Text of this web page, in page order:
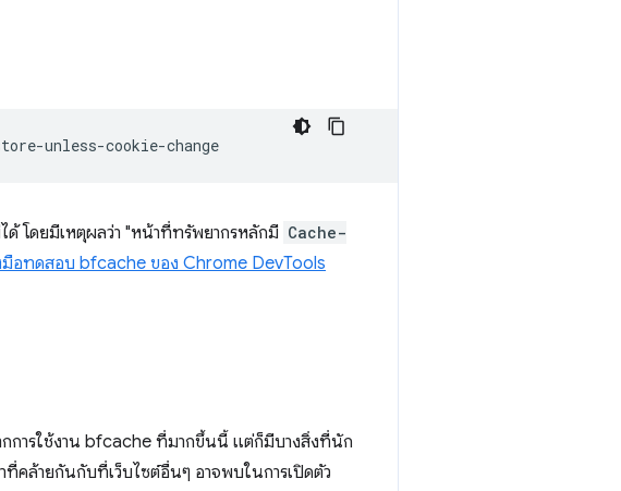
โดยมีเหตุผลว่า "หน้าที่ทรัพยากรหลักมี Cache-
มือทดสอบ bfcache ของ Chrome DevTools
การใช้งาน bfcache ที่มากขึ้นนี้ แต่ก็มีบางสิ่งที่นัก
ล้ายกันกับที่เว็บไซต์อื่นๆ อาจพบในการเปิดตัว